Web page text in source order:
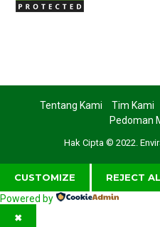
Tentang Kami Tim Kami
Pedoman
Hak Cipta © 2022.
CUSTOMIZE REJECT
Powered by
✖